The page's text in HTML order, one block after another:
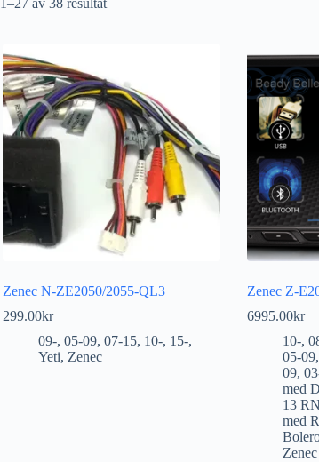
av 38 resultat
Zenec N-ZE2050/2055-QL3
299.00kr
09-, 05-09, 07-15, 10-, 15-,
Yeti, Zenec
Zenec Z-
6995.00kr
10-,
05-09,
09,
med
13
med
Zenec